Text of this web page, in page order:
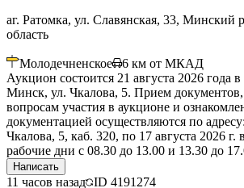
аг. Ратомка, ул. Славянская, 33, Минский
область
Молодечненское 6 км от МКАД
Аукцион состоится 21 августа 2026 года в
Минск, ул. Чкалова, 5. Прием документов,
вопросам участия в аукционе и
документацией осуществляются по
Чкалова, 5, каб. 320, по 17 августа 2026 г.
рабочие дни с 08.30 до 13.00 и 13.30 до
Написать
11 часов назад ID 4191274